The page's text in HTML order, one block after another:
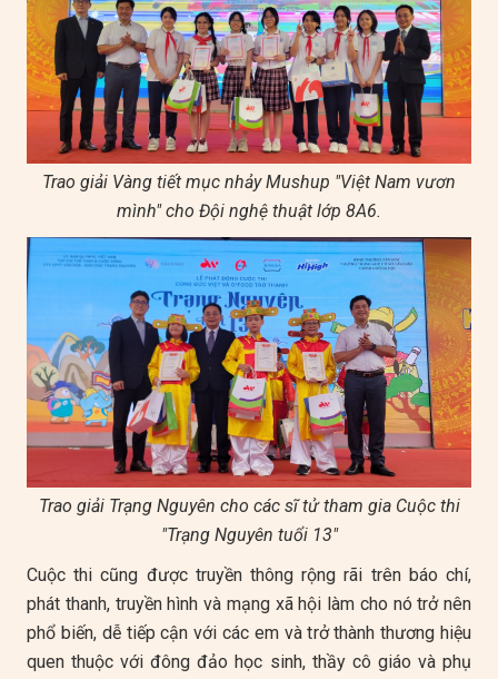
Trao giải Vàng tiết mục nhảy Mushup "Việt Nam vươn
mình" cho Đội nghệ thuật lớp 8A6.
Trao giải Trạng Nguyên cho các sĩ tử tham gia Cuộc thi
"Trạng Nguyên tuổi 13"
Cuộc thi cũng được truyền thông rộng rãi trên báo chí,
phát thanh, truyền hình và mạng xã hội làm cho nó trở nên
phổ biến, dễ tiếp cận với các em và trở thành thương hiệu
quen thuộc với đông đảo học sinh, thầy cô giáo và phụ